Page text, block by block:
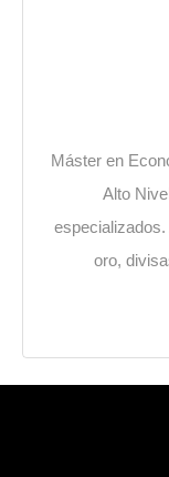
Máster en
Alto
oro,